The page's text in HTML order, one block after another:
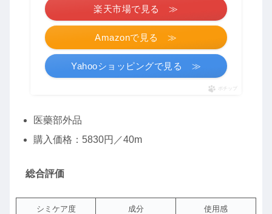
Amazonで見る ≫
楽天市場で見る ≫
Yahooショッピングで見る ≫
ポチップ
医藥部外品
購入価格：5830円／40m
総合評価
シミケア度 成分 使用感